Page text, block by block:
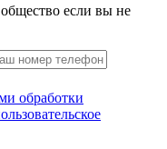
если вы не
обработки